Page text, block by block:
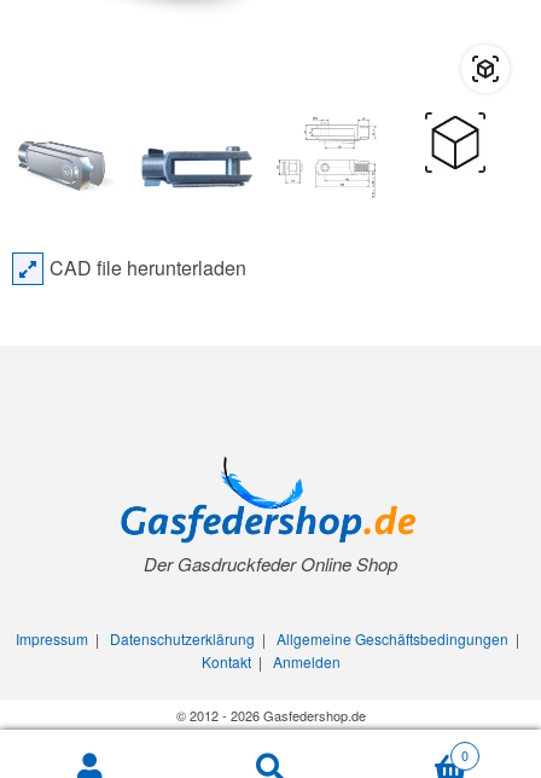
CAD file herunterladen
0
Der Gasdruckfeder Online Shop
Impressum| Datenschutzerklärung | Allgemeine Geschäftsbedingungen |
Kontakt| Anmelden
© 2012 - 2026 Gasfedershop.de